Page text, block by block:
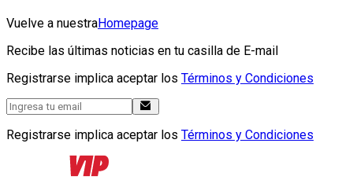
Vuelve a nuestraHomepage
Recibe las últimas noticias en tu casilla de E-mail
Registrarse implica aceptar los Términos y Condiciones
Registrarse implica aceptar los Términos y Condiciones